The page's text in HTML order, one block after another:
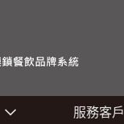
服務客戶